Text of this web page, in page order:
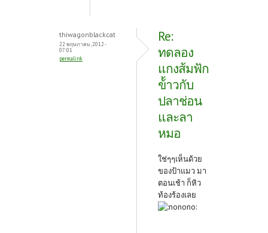
thiwagonblackcat
22 พฤษภาคม, 2012 -
07:01
permalink
Re:
ทดลอง
แกงส้มฟัก
ข้้าวกับ
ปลาช่อน
และลา
หมอ
ใช่ๆๆเห็นด้วย
ของป้าแมว มา
ตอนเช้า ก็หิว
ท้องร้องเลย